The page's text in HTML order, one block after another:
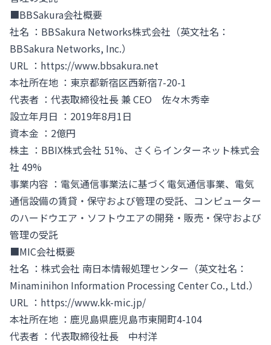
■BBSakura会社概要
社名 ：BBSakura Networks株式会社（英文社名：
BBSakura Networks, Inc.）
URL ： https://www.bbsakura.net
本社所在地 ：東京都新宿区西新宿7-20-1
代表者 ：代表取締役社長 兼 CEO 佐々木秀幸
設立年月日 ：2019年8月1日
資本金 ：2億円
株主 ：BBIX株式会社 51%、さくらインターネット株式会
社 49%
事業内容 ：電気通信事業法に基づく電気通信事業、電気
通信設備の賃貸・保守および管理の受託、コンピューター
のハードウエア・ソフトウエアの開発・販売・保守および
管理の受託
■MIC会社概要
社名 ：株式会社 南日本情報処理センター（英文社名：
Minaminihon Information Processing Center Co., Ltd.）
URL ： https://www.kk-mic.jp/
本社所在地 ：鹿児島県鹿児島市東開町4-104
代表者 ：代表取締役社長 中村洋